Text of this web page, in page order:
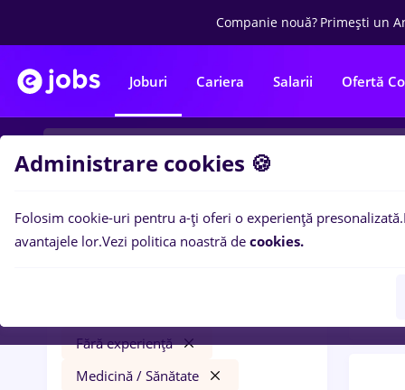
Companie nouă? Primești un
Joburi Cariera Salarii Ofertă
Filtre
Fără experiență
Medicină / Sănătate
0
Administrare cookies 🍪
Folosim cookie-uri pentru a-ți oferi o experiență presonalizată.
avantajele lor.Vezi politica noastră de cookies.